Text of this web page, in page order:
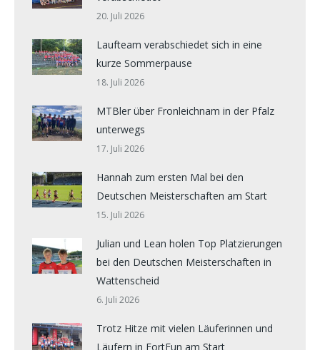
20. Juli 2026
Laufteam verabschiedet sich in eine
kurze Sommerpause
18. Juli 2026
MTBler über Fronleichnam in der Pfalz
unterwegs
17. Juli 2026
Hannah zum ersten Mal bei den
Deutschen Meisterschaften am Start
15. Juli 2026
Julian und Lean holen Top Platzierungen
bei den Deutschen Meisterschaften in
Wattenscheid
6. Juli 2026
Trotz Hitze mit vielen Läuferinnen und
Läufern in FortFun am Start